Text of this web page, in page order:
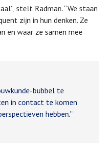
stelt Radman. “We staan
zijn in hun denken. Ze
en waar ze samen mee
bubbel te
in contact te komen
hebben.”